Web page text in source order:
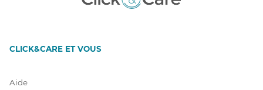
CLICK&CARE ET VOUS
Aide